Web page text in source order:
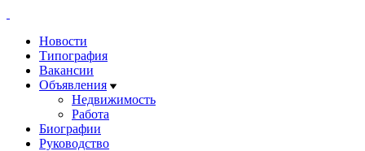
Новости
Типография
Вакансии
Объявления
Недвижимость
Работа
Биографии
Руководство